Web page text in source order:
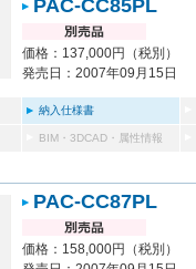
PAC-CC85PL
価格：137,000円（税別）
発売日：2007年09月15日
納入仕様書
BIM・3DCAD・属性情報
PAC-CC87PL
価格：158,000円（税別）